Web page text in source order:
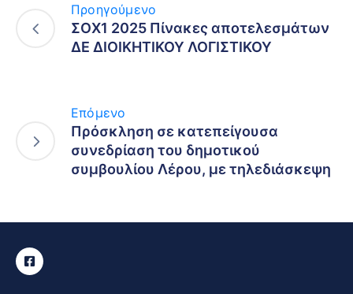
Προηγούμενο
ΣΟΧ1 2025 Πίνακες αποτελεσμάτων
ΔΕ ΔΙΟΙΚΗΤΙΚΟΥ ΛΟΓΙΣΤΙΚΟΥ
Επόμενο
Πρόσκληση σε κατεπείγουσα
συνεδρίαση του δημοτικού
συμβουλίου Λέρου, με τηλεδιάσκεψη